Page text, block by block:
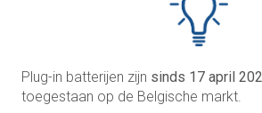
Plug-in batterijen zijn sinds 17 april
toegestaan op de Belgische markt.